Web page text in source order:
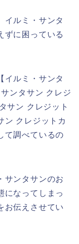
イルミ・サンタ
ずに困っている
イルミ・サンタ
ンタサン クレジ
サン クレジット
クレジットカ
調べているの
サンタサンのお
になってしまっ
お伝えさせてい